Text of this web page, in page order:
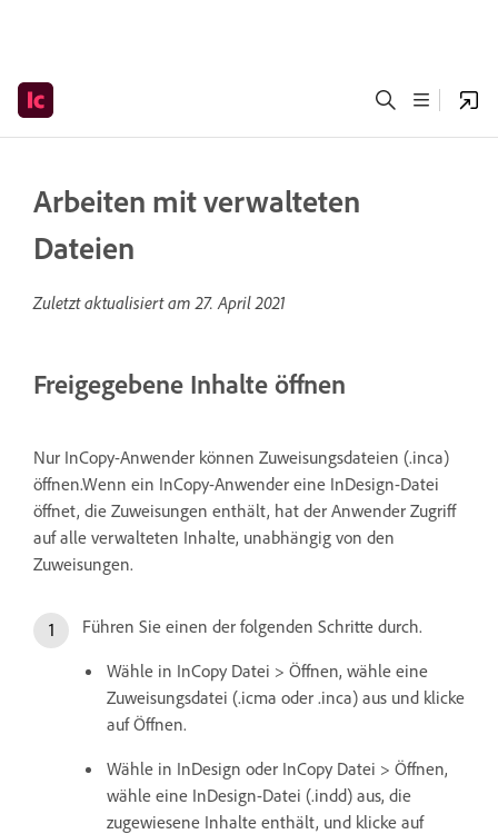
Arbeiten mit verwalteten
Dateien
Zuletzt aktualisiert am27. April 2021
Freigegebene Inhalte öffnen
Nur InCopy-Anwender können Zuweisungsdateien (.inca)
öffnen.Wenn ein InCopy-Anwender eine InDesign-Datei
öffnet, die Zuweisungen enthält, hat der Anwender Zugriff
auf alle verwalteten Inhalte, unabhängig von den
Zuweisungen.
Führen Sie einen der folgenden Schritte durch.
Wähle in InCopy Datei > Öffnen, wähle eine
Zuweisungsdatei (.icma oder .inca) aus und klicke
auf Öffnen.
Wähle in InDesign oder InCopy Datei > Öffnen,
wähle eine InDesign-Datei (.indd) aus, die
zugewiesene Inhalte enthält, und klicke auf